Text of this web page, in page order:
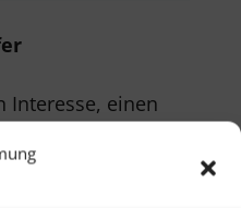
Interesse, einen
Ihrem Portfolio zu